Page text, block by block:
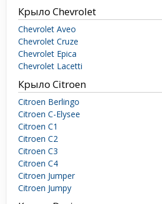
Крыло Chevrolet
Chevrolet Aveo
Chevrolet Cruze
Chevrolet Epica
Chevrolet Lacetti
Крыло Citroen
Citroen Berlingo
Citroen C-Elysee
Citroen C1
Citroen C2
Citroen C3
Citroen C4
Citroen Jumper
Citroen Jumpy